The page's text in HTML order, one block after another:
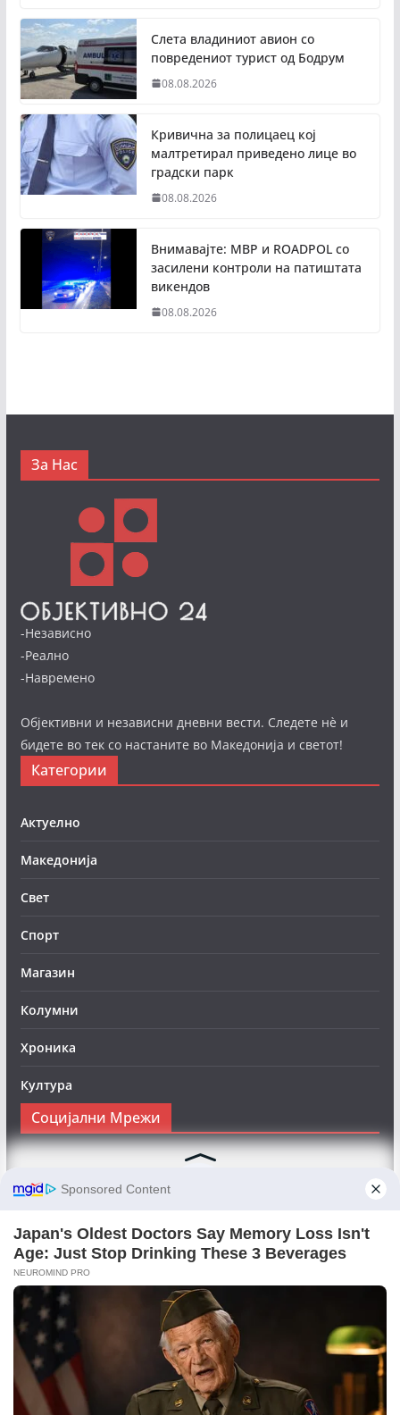
Слета владиниот авион со
повредениот турист од Бодрум
08.08.2026
Кривична за полицаец кој
малтретирал приведено лице во
градски парк
08.08.2026
Внимавајте: МВР и ROADPOL со
засилени контроли на патиштата
викендов
08.08.2026
За Нас
-Независно
-Реално
-Навремено
Објективни и независни дневни вести. Следете нè и
бидете во тек со настаните во Македонија и светот!
Категории
Актуелно
Македонија
Свет
Спорт
Магазин
Колумни
Хроника
Култура
Социјални Мрежи
Следете нè на Фејсбук за да сте во тек со најновите